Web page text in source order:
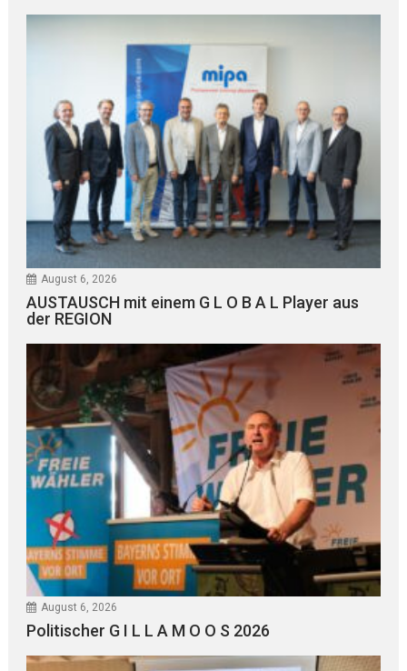
August 6, 2026
AUSTAUSCH mit einem G L O B A L Player aus
der REGION
August 6, 2026
Politischer G I L L A M O O S 2026